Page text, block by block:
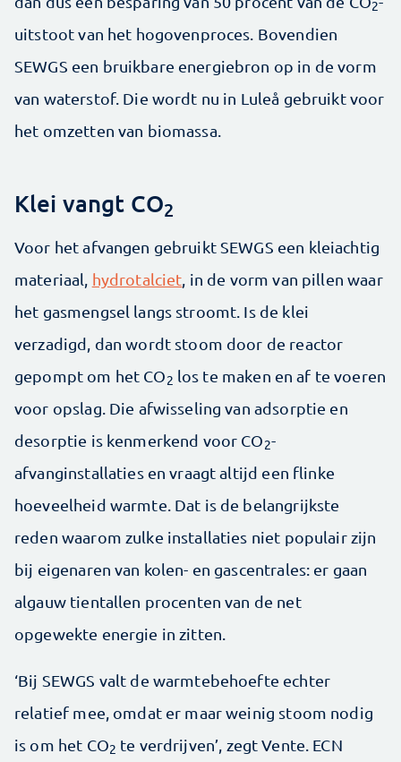
2
uitstoot van het hogovenproces. Bovendien
SEWGS een bruikbare energiebron op in de vorm
van waterstof. Die wordt nu in Luleå gebruikt voor
het omzetten van biomassa.
Klei vangt CO2
Voor het afvangen gebruikt SEWGS een kleiachtig
materiaal, hydrotalciet , in de vorm van pillen waar
het gasmengsel langs stroomt. Is de klei
verzadigd, dan wordt stoom door de reactor
gepompt om het CO2 los te maken en af te voeren
voor opslag. Die afwisseling van adsorptie en
desorptie is kenmerkend voor CO2-
afvanginstallaties en vraagt altijd een flinke
hoeveelheid warmte. Dat is de belangrijkste
reden waarom zulke installaties niet populair zijn
bij eigenaren van kolen- en gascentrales: er gaan
algauw tientallen procenten van de net
opgewekte energie in zitten.
‘Bij SEWGS valt de warmtebehoefte echter
relatief mee, omdat er maar weinig stoom nodig
is om het CO2 te verdrijven’, zegt Vente. ECN